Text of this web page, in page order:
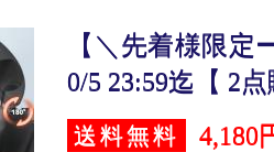
【＼先着様限定
0/5 23:59迄【 2
送料無料 4,180